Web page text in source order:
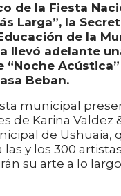
de la Fiesta
Larga”, la
de la
llevó adelante
“Noche
Beban.
municipal
de Karina Valdez
de Ushuaia,
las y los 300
su arte a lo